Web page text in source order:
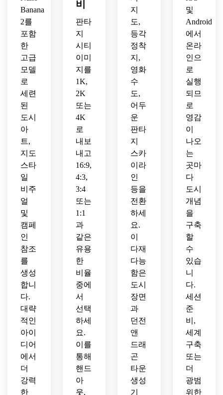
Banana
2를
포함
한
고급
모델
로
세련
된
도시
아
트,
지도
스타
일
비주
얼
및
캠페
인
참조
를
생성
합니
다.
대략
적인
아이
디어
에서
더
강력
한
비
판타
지
시티
이미
지를
1K,
2K
또는
4K
로
내보
내고
16:9,
4:3,
3:4
또는
1:1
과
같은
유용
한
비율
중에
서
선택
하세
요.
이를
통해
핸드
아
웃,
지
도,
등각
정착
지,
영화
수
도,
어두
운
판타
지
스카
이라
인
등을
전환
하세
요.
이
다재
다능
함은
도시
장면
과
던전
앤
드래
곤
타운
생성
기
및
Android
에서
온라
인으
로
실행
되므
로
영감
이
나오
는
곳마
다
도시
개념
을
구축
할
수
있습
니
다.
세션
준
비,
세계
구축
또는
더
광범
위한